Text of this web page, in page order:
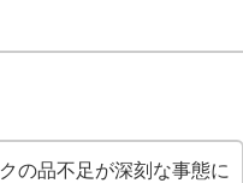
の品不足が深刻な事態に